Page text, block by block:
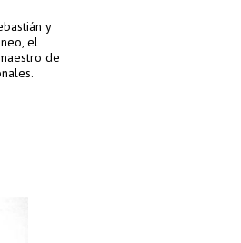
y
el
de